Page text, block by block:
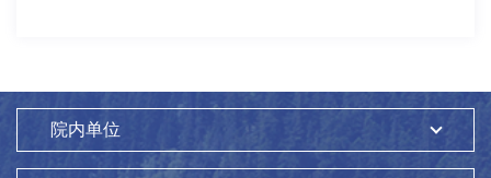
院内单位